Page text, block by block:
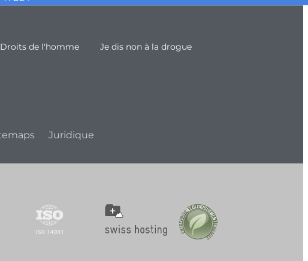
Droits de l'homme Je dis non à la drogue
Juridique